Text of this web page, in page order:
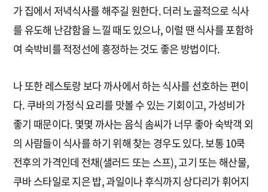
가 집에서 저녁식사를 해주길 원한다. 더러 노골적으로 식사
를 유도해 난감함을 느낄 때도 있으나, 이럴 땐 식사를 포함하
여 숙박비를 적정선에 흥정하는 것도 좋은 방법이다.
나 또한 레스토랑 보다 까사에서 하는 식사를 선호하는 편이
다. 쿠바의 가정식 요리를 맛볼 수 있는 기회이고, 가성비가
좋기 때문이다. 몇몇 까사는 음식 솜씨가 너무 좋아 숙박객 외
의 사람들이 식사를 하기 위해 찾는 경우도 있다. 보통 10쿡
전후의 가격인데 전채(샐러드 또는 스프), 고기 또는 해산물,
쿠바 스타일로 지은 밥, 과일이나 후식까지 상다리가 휘어지